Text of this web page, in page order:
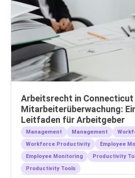
Arbeitsrecht in
Mitarbeiterüberwachung:
Leitfaden für Arbeitgeber
Management Management
Workforce Productivity
Employee
Employee Monitoring
Productivity
Productivity Tools